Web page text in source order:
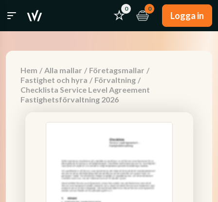
0 0
Logga in
Hem / Alla mallar / Företagsmallar /
Fastighet och hyra / Förvaltning /
Checklista Service Level Agreement
Fastighetsförvaltning 2026